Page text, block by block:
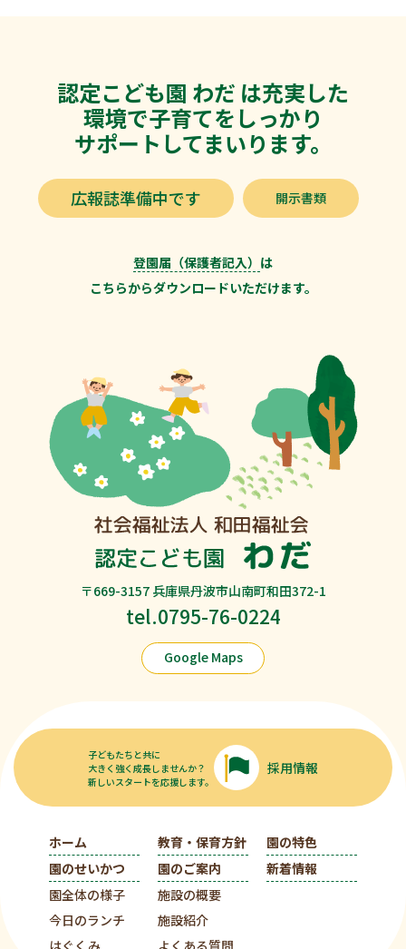
認定こども園 わだ は充実した
環境で子育てをしっかり
サポートしてまいります。
広報誌準備中です 開示書類
登園届（保護者記入） は
こちらからダウンロードいただけます。
〒669-3157 兵庫県丹波市山南町和田372-1
tel.0795-76-0224
Google Maps
子どもたちと共に
大きく強く成長しませんか？
新しいスタートを応援します。
採用情報
ホーム
園のせいかつ
園全体の様子
今日のランチ
教育・保育方針
園のご案内
施設の概要
施設紹介
園の特色
新着情報